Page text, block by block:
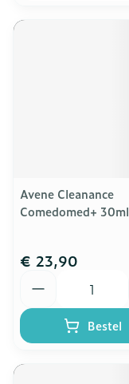
Avene Cleanance
Comedomed+ 30ml
€ 23,90
Bestel